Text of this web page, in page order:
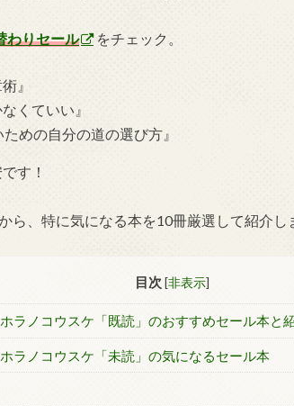
わりセール をチェック。
』
くていい』
めの自分の道の選び方』
す！
ら、特に気になる本を10冊厳選して紹介し
目次 [非表示]
ラノコウスケ「既読」のおすすめセール本と
ラノコウスケ「未読」の気になるセール本